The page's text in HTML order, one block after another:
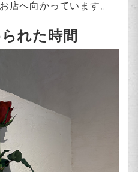
店へ向かっています。
れた時間